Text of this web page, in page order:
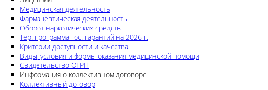
Медицинская деятельность
Фармацевтическая деятельность
Оборот наркотических средств
Тер. программа гос. гарантий на 2026 г.
Критерии доступности и качества
Виды, условия и формы оказания медицинской помощи
Свидетельство ОГРН
Информация о коллективном договоре
Коллективный договор